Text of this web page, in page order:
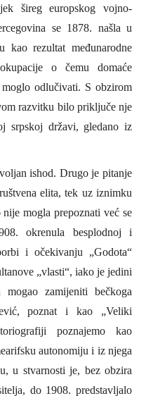
šireg europskog vojno-
se 1878. našla u
kao rezultat međunarodne
o čemu domaće
odlučivati. S obzirom
razvitku bilo priključe nje
srpskoj državi, gledano iz
ishod. Drugo je pitanje
elita, tek uz iznimku
mogla prepoznati već se
okrenula besplodnoj i
i očekivanju „Godota“
„vlasti“, iako je jedini
zamijeniti bečkoga
poznat i kao „Veliki
poznajemo kao
autonomiju i iz njega
u stvarnosti je, bez obzira
do 1908. predstavljalo